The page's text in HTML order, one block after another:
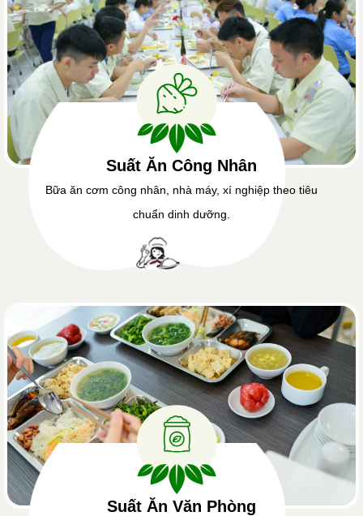
Suất Ăn Công Nhân
Bữa ăn cơm công nhân, nhà máy, xí nghiệp theo tiêu
chuẩn dinh dưỡng.
Suất Ăn Văn Phòng